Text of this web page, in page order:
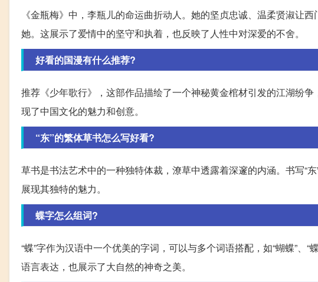
《金瓶梅》中，李瓶儿的命运曲折动人。她的坚贞忠诚、温柔贤淑让
她。这展示了爱情中的坚守和执着，也反映了人性中对深爱的不舍。
好看的国漫有什么推荐?
推荐《少年歌行》，这部作品描绘了一个神秘黄金棺材引发的江湖纷
现了中国文化的魅力和创意。
“东”的繁体草书怎么写好看?
草书是书法艺术中的一种独特体裁，潦草中透露着深邃的内涵。书写“
展现其独特的魅力。
蝶字怎么组词?
“蝶”字作为汉语中一个优美的字词，可以与多个词语搭配，如“蝴蝶”、
语言表达，也展示了大自然的神奇之美。